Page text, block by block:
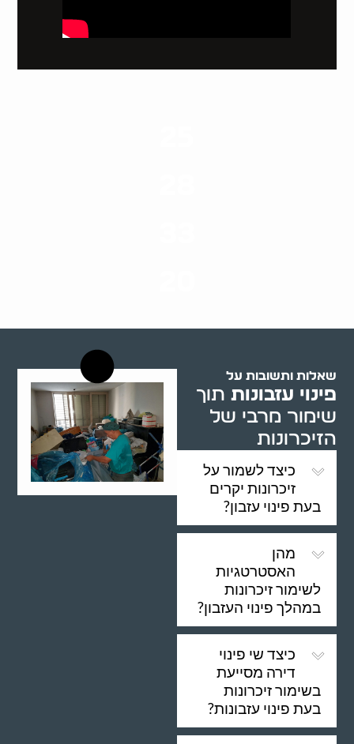
שאלות ותשובות על
פינוי עזבונות תוך
שימור מרבי של
הזיכרונות
כיצד לשמור על
זיכרונות יקרים
בעת פינוי עזבון?
מהן
האסטרטגיות
לשימור זיכרונות
במהלך פינוי העזבון?
כיצד שי פינוי
דירה מסייעת
בשימור זיכרונות
בעת פינוי עזבונות?